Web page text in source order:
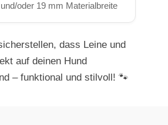
oder 19 mm Materialbreite
dass Leine und
auf deinen Hund
– funktional und stilvoll! 🐾